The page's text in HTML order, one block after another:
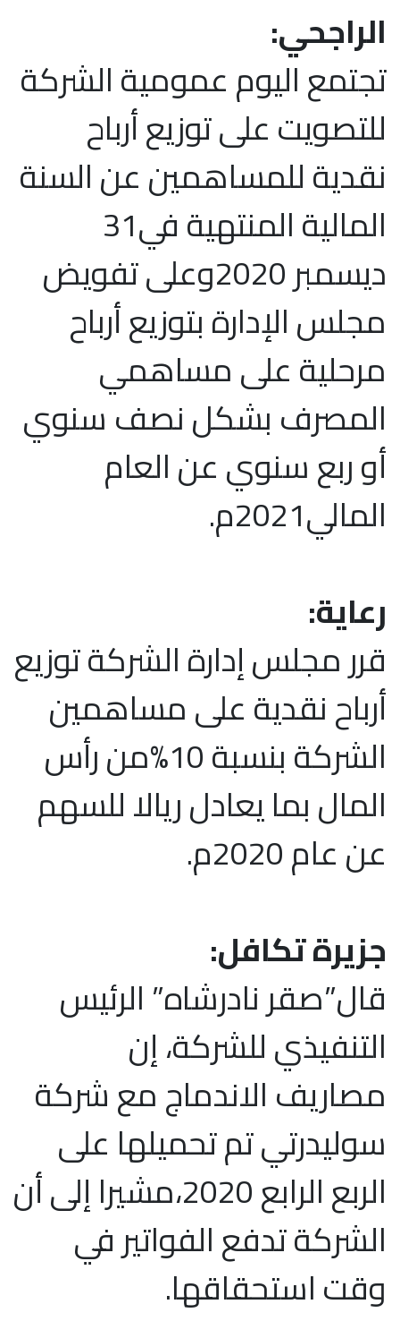
الراجحي:
تجتمع اليوم عمومية الشركة
للتصويت على توزيع أرباح
نقدية للمساهمين عن السنة
المالية المنتهية في31
ديسمبر 2020وعلى تفويض
مجلس الإدارة بتوزيع أرباح
مرحلية على مساهمي
المصرف بشكل نصف سنوي
أو ربع سنوي عن العام
المالي2021م.
رعاية:
قرر مجلس إدارة الشركة توزيع
أرباح نقدية على مساهمين
الشركة بنسبة 10%من رأس
المال بما يعادل ريالا للسهم
عن عام 2020م.
جزيرة تكافل:
قال”صقر نادرشاه” الرئيس
التنفيذي للشركة، إن
مصاريف الاندماج مع شركة
سوليدرتي تم تحميلها على
الربع الرابع 2020،مشيرا إلى أن
الشركة تدفع الفواتير في
وقت استحقاقها.